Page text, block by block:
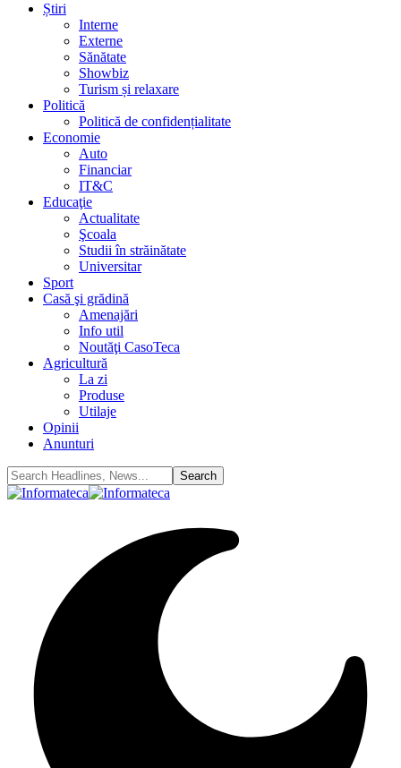
Știri
Interne
Externe
Sănătate
Showbiz
Turism și relaxare
Politică
Politică de confidențialitate
Economie
Auto
Financiar
IT&C
Educaţie
Actualitate
Şcoala
Studii în străinătate
Universitar
Sport
Casă şi grădină
Amenajări
Info util
Noutăţi CasoTeca
Agricultură
La zi
Produse
Utilaje
Opinii
Anunturi